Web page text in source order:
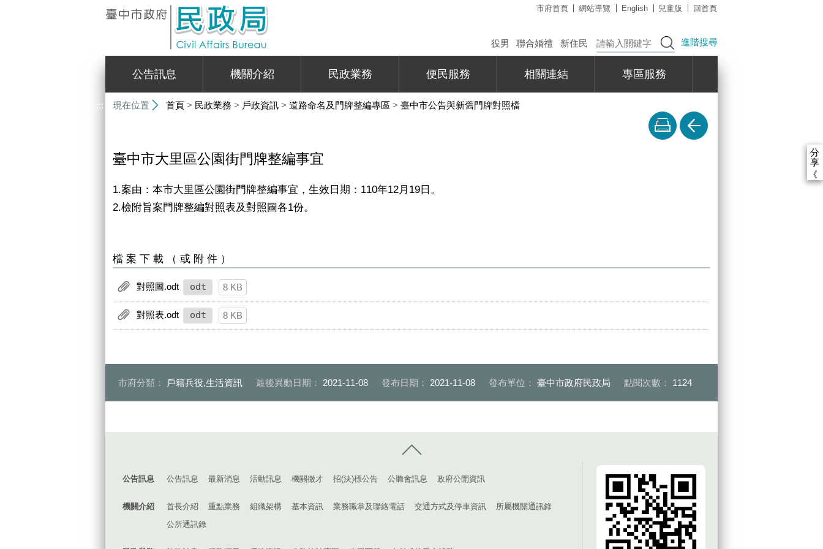
市府首頁 網站導覽 English 兒童版 回首頁
役男 聯合婚禮 新住民 進階搜尋
公告訊息 機關介紹 民政業務 便民服務 相關連結 專區服務
::: 現在位置 首頁 > 民政業務 > 戶政資訊 > 道路命名及門牌整編專區 > 臺中市公告與新舊門牌對照檔
分
享
《
臺中市大里區公園街門牌整編事宜
1.案由：本市大里區公園街門牌整編事宜，生效日期：110年12月19日。
2.檢附旨案門牌整編對照表及對照圖各1份。
檔案下載（或附件）
對照圖.odt odt 8 KB
對照表.odt odt 8 KB
市府分類： 戶籍兵役,生活資訊 最後異動日期： 2021-11-08 發布日期： 2021-11-08 發布單位： 臺中市政府民政局 點閱次數： 1124
公告訊息 公告訊息 最新消息 活動訊息 機關徵才 招(決)標公告 公聽會訊息 政府公開資訊
機關介紹 首長介紹 重點業務 組織架構 基本資訊 業務職掌及聯絡電話 交通方式及停車資訊
所屬機關通訊錄
公所通訊錄